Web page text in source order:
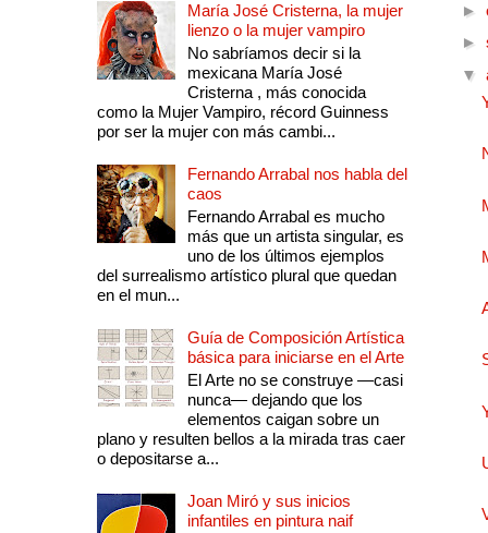
María José Cristerna, la mujer
lienzo o la mujer vampiro
No sabríamos decir si la
mexicana María José
Cristerna , más conocida
como la Mujer Vampiro, récord Guinness
por ser la mujer con más cambi...
Fernando Arrabal nos habla del
caos
Fernando Arrabal es mucho
más que un artista singular, es
uno de los últimos ejemplos
del surrealismo artístico plural que quedan
en el mun...
Guía de Composición Artística
básica para iniciarse en el Arte
El Arte no se construye —casi
nunca— dejando que los
elementos caigan sobre un
plano y resulten bellos a la mirada tras caer
o depositarse a...
Joan Miró y sus inicios
infantiles en pintura naif
►
►
▼